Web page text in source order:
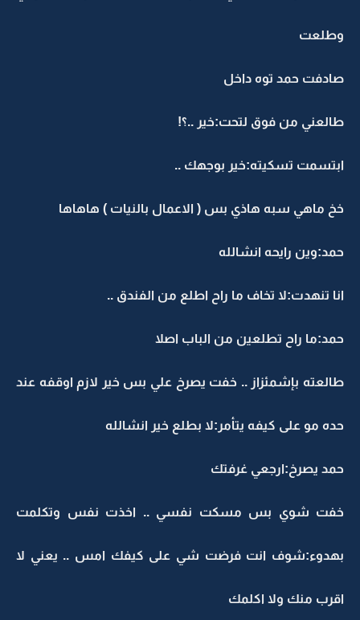
وطلعت
صادفت حمد توه داخل
طالعني من فوق لتحت:خير ..؟!
ابتسمت تسكيته:خير بوجهك ..
خخ ماهي سبه هاذي بس ( الاعمال بالنيات ) هاهاها
حمد:وين رايحه انشالله
انا تنهدت:لا تخاف ما راح اطلع من الفندق ..
حمد:ما راح تطلعين من الباب اصلا
طالعته بإشمئزاز .. خفت يصرخ علي بس خير لازم اوقفه عند
حده مو على كيفه يتأمر:لا بطلع خير انشالله
حمد يصرخ:ارجعي غرفتك
خفت شوي بس مسكت نفسي .. اخذت نفس وتكلمت
بهدوء:شوف انت فرضت شي على كيفك امس .. يعني لا
اقرب منك ولا اكلمك